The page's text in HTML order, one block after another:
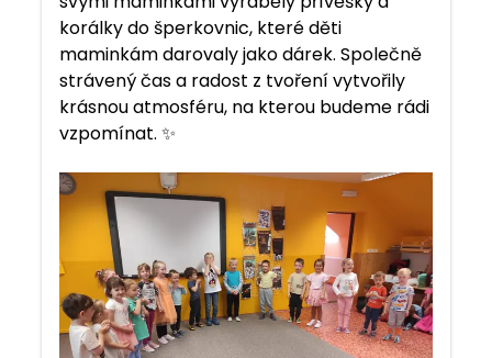
korálky do šperkovnic, které děti
maminkám darovaly jako dárek. Společně
strávený čas a radost z tvoření vytvořily
krásnou atmosféru, na kterou budeme rádi
vzpomínat. ✨